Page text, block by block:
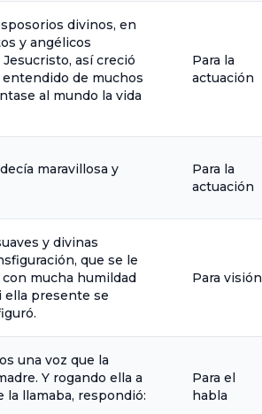
divinos, en
y angélicos
así creció
de muchos
al mundo la vida
Para la
actuación
maravillosa y
Para la
actuación
y divinas
que se le
mucha humildad
ella presente se
Para visión
una voz que la
Y rogando ella a
llamaba, respondió:
Para el
habla